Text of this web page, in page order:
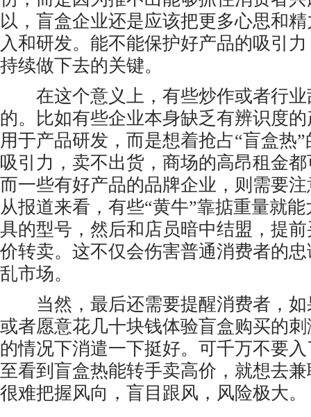
以，盲盒企业还是应该把更多心思和
入和研发。能不能保护好产品的吸引
持续做下去的关键。
在这个意义上，有些炒作或者行业
的。比如有些企业本身缺乏有辨识度
用于产品研发，而是想着抢占“盲盒热
吸引力，卖不出货，商场的高昂租金
而一些有好产品的品牌企业，则需要
从报道来看，有些“黄牛”靠掂重量就
具的型号，然后和店员暗中结盟，提
价转卖。这不仅会伤害普通消费者的
乱市场。
当然，最后还需要提醒消费者，如
或者愿意花几十块钱体验盲盒购买的
的情况下消遣一下挺好。可千万不要
至看到盲盒热能转手卖高价，就想去
很难把握风向，盲目跟风，风险极大